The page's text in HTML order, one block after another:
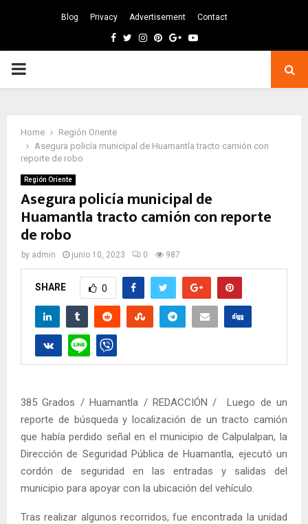
Blog Privacy Advertisement Contact
Facebook
TwitterInstagram
Pinterest
GoogleYoutube
PRIMARY
Home
Región Oriente
Asegura policía municipal de Huamantla tracto camión con
reporte de robo
Región Oriente
Asegura policía municipal de
Huamantla tracto camión con reporte
de robo
by admin junio 10, 2023 0 987
SHARE 0
385 Grados / Huamantla / REDACCIÓN / Luego de un
reporte de búsqueda y localización de un tracto camión
que había perdido señal en el municipio de Calpulalpan, la
Dirección de Seguridad Pública de Huamantla, ejecutó un
cordón de seguridad en las entradas y salidas del
municipio para apoyar con la ubicación del vehículo.
Tras realizar algunos recorridos, fue encontrada la unidad